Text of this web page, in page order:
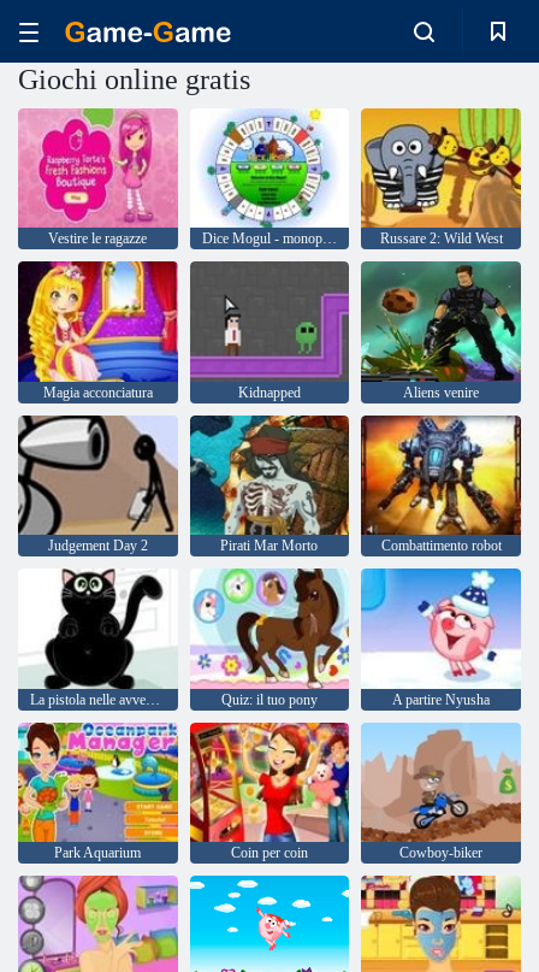
Giochi online gratis
Vestire le ragazze Dice Mogul - monopolio Russare 2: Wild West
Magia acconciatura Kidnapped Aliens venire
Judgement Day 2 Pirati Mar Morto Combattimento robot
La pistola nelle avventure della cucina Quiz: il tuo pony A partire Nyusha
Park Aquarium Coin per coin Cowboy-biker